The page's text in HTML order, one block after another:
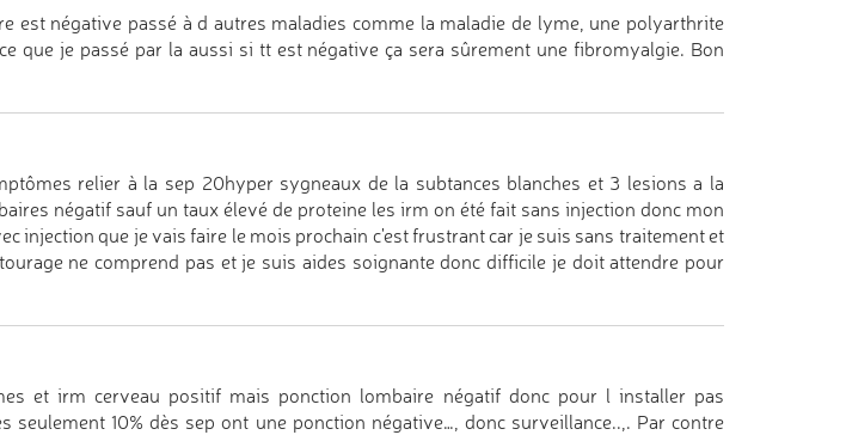
est négative passé à d autres maladies comme la maladie de lyme, une polyarthrite
que je passé par la aussi si tt est négative ça sera sûrement une fibromyalgie. Bon
relier à la sep 20hyper sygneaux de la subtances blanches et 3 lesions a la
négatif sauf un taux élevé de proteine les irm on été fait sans injection donc mon
injection que je vais faire le mois prochain c'est frustrant car je suis sans traitement et
ne comprend pas et je suis aides soignante donc difficile je doit attendre pour
et irm cerveau positif mais ponction lombaire négatif donc pour l installer pas
seulement 10% dès sep ont une ponction négative…, donc surveillance..,. Par contre